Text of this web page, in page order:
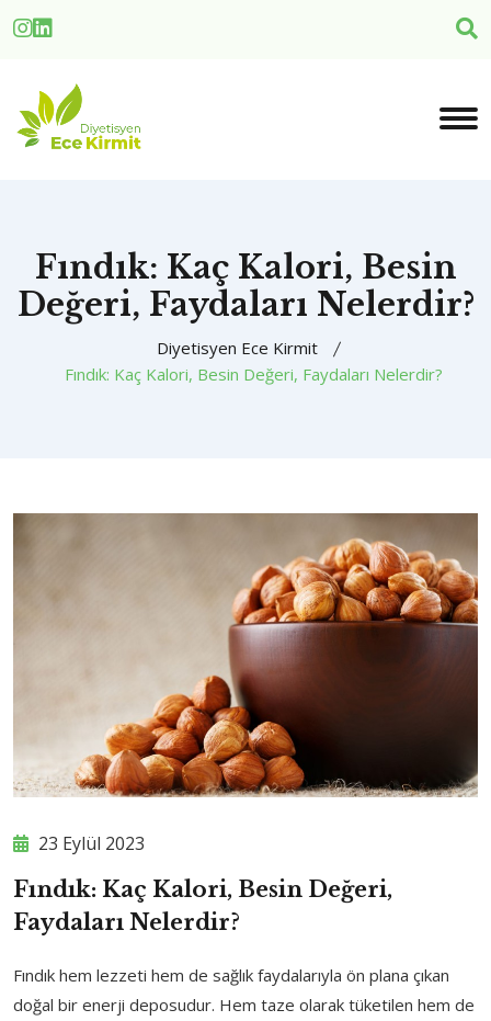
Fındık: Kaç Kalori, Besin
Değeri, Faydaları Nelerdir?
Diyetisyen Ece Kirmit
Fındık: Kaç Kalori, Besin Değeri, Faydaları Nelerdir?
23 Eylül 2023
Fındık: Kaç Kalori, Besin Değeri,
Faydaları Nelerdir?
Fındık hem lezzeti hem de sağlık faydalarıyla ön plana çıkan
doğal bir enerji deposudur. Hem taze olarak tüketilen hem de